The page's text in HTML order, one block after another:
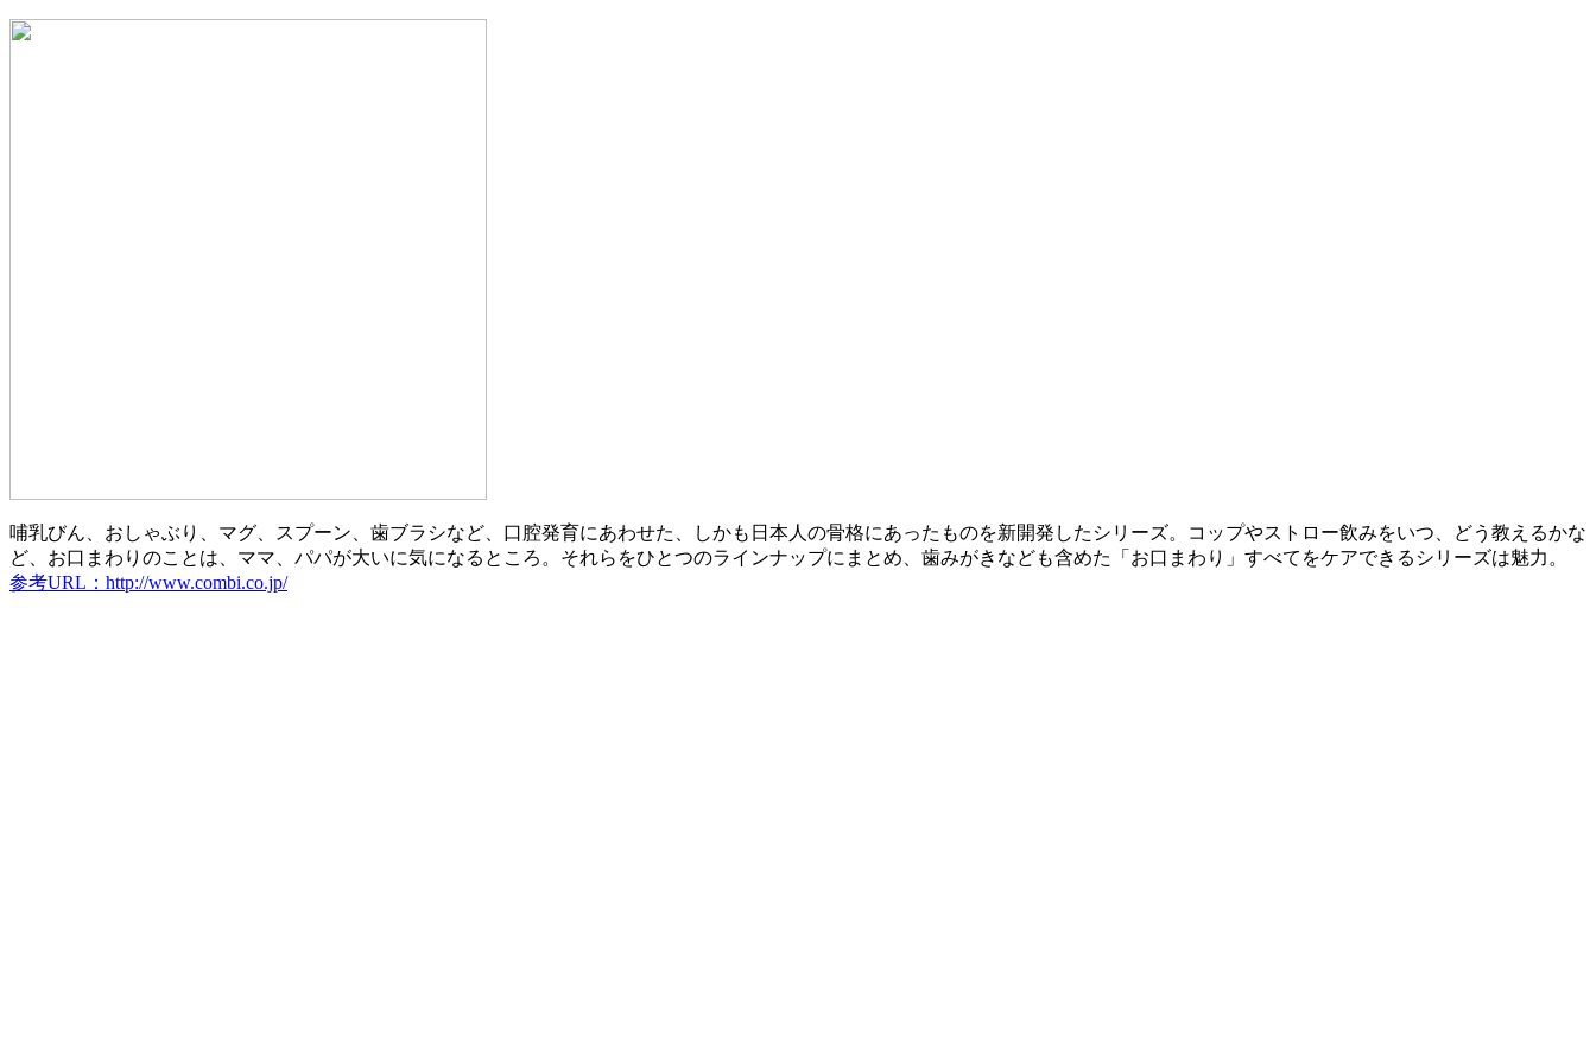
哺乳びん、おしゃぶり、マグ、スプーン、歯ブラシなど、口腔発育にあわせた、しかも日本人の骨格にあったものを新開発したシリーズ。コップやストロー飲みをいつ、どう教えるかな
ど、お口まわりのことは、ママ、パパが大いに気になるところ。それらをひとつのラインナップにまとめ、歯みがきなども含めた「お口まわり」すべてをケアできるシリーズは魅力。
参考URL：http://www.combi.co.jp/